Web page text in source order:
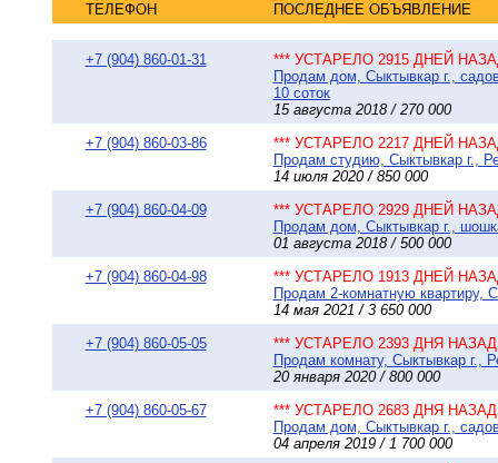
ТЕЛЕФОН ПОСЛЕДНЕЕ ОБЪЯВЛЕНИЕ
+7 (904) 860-01-31
*** УСТАРЕЛО 2915 ДНЕЙ
Продам дом, Сыктывкар г.,
10 соток
15 августа 2018 / 270 000
+7 (904) 860-03-86
*** УСТАРЕЛО 2217 ДНЕЙ
Продам студию, Сыктывкар г.,
14 июля 2020 / 850 000
+7 (904) 860-04-09
*** УСТАРЕЛО 2929 ДНЕЙ
Продам дом, Сыктывкар г.,
01 августа 2018 / 500 000
+7 (904) 860-04-98
*** УСТАРЕЛО 1913 ДНЕЙ
Продам 2-комнатную квартиру,
14 мая 2021 / 3 650 000
+7 (904) 860-05-05
*** УСТАРЕЛО 2393 ДНЯ НАЗАД
Продам комнату, Сыктывкар г.,
20 января 2020 / 800 000
+7 (904) 860-05-67
*** УСТАРЕЛО 2683 ДНЯ НАЗАД
Продам дом, Сыктывкар г.,
04 апреля 2019 / 1 700 000